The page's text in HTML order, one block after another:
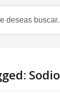
Sodio